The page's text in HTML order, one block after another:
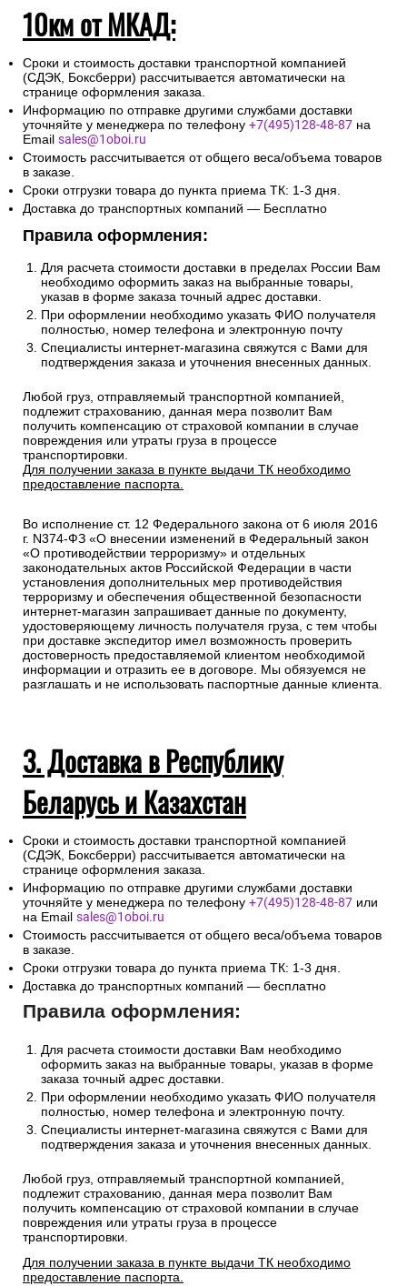
10км от МКАД:
Сроки и стоимость доставки транспортной компанией
(СДЭК, Боксберри) рассчитывается автоматически на
странице оформления заказа.
Информацию по отправке другими службами доставки
уточняйте у менеджера по телефону +7(495)128-48-87 на
Email sales@1oboi.ru
Стоимость рассчитывается от общего веса/объема товаров
в заказе.
Сроки отгрузки товара до пункта приема ТК: 1-3 дня.
Доставка до транспортных компаний — Бесплатно
Правила оформления:
Для расчета стоимости доставки в пределах России Вам
необходимо оформить заказ на выбранные товары,
указав в форме заказа точный адрес доставки.
При оформлении необходимо указать ФИО получателя
полностью, номер телефона и электронную почту
Специалисты интернет-магазина свяжутся с Вами для
подтверждения заказа и уточнения внесенных данных.
Любой груз, отправляемый транспортной компанией,
подлежит страхованию, данная мера позволит Вам
получить компенсацию от страховой компании в случае
повреждения или утраты груза в процессе
транспортировки.
Для получении заказа в пункте выдачи ТК необходимо
предоставление паспорта.
Во исполнение ст. 12 Федерального закона от 6 июля 2016
г. N374-ФЗ «О внесении изменений в Федеральный закон
«О противодействии терроризму» и отдельных
законодательных актов Российской Федерации в части
установления дополнительных мер противодействия
терроризму и обеспечения общественной безопасности
интернет-магазин запрашивает данные по документу,
удостоверяющему личность получателя груза, с тем чтобы
при доставке экспедитор имел возможность проверить
достоверность предоставляемой клиентом необходимой
информации и отразить ее в договоре. Мы обязуемся не
разглашать и не использовать паспортные данные клиента.
3. Доставка в Республику
Беларусь и Казахстан
Сроки и стоимость доставки транспортной компанией
(СДЭК, Боксберри) рассчитывается автоматически на
странице оформления заказа.
Информацию по отправке другими службами доставки
уточняйте у менеджера по телефону +7(495)128-48-87 или
на Email sales@1oboi.ru
Стоимость рассчитывается от общего веса/объема товаров
в заказе.
Сроки отгрузки товара до пункта приема ТК: 1-3 дня.
Доставка до транспортных компаний — бесплатно
Правила оформления:
Для расчета стоимости доставки Вам необходимо
оформить заказ на выбранные товары, указав в форме
заказа точный адрес доставки.
При оформлении необходимо указать ФИО получателя
полностью, номер телефона и электронную почту.
Специалисты интернет-магазина свяжутся с Вами для
подтверждения заказа и уточнения внесенных данных.
Любой груз, отправляемый транспортной компанией,
подлежит страхованию, данная мера позволит Вам
получить компенсацию от страховой компании в случае
повреждения или утраты груза в процессе
транспортировки.
Для получении заказа в пункте выдачи ТК необходимо
предоставление паспорта.